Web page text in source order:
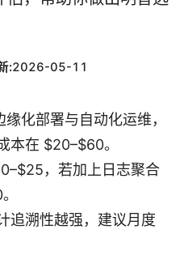
:2026-05-11
化部署与自动化运维，
本在 $20–$60。
，若加上日志聚合
追溯性越强，建议月度